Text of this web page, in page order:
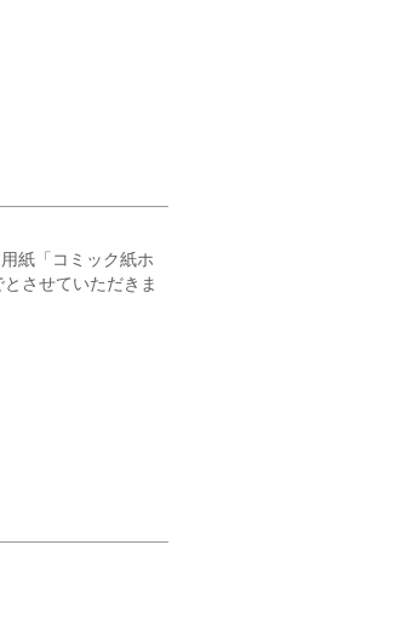
紙「コミック紙ホ
させていただきま